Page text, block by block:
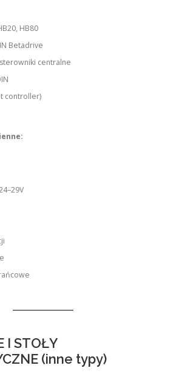
HB80
Betadrive
centralne
controller)
I STOŁY
(inne typy)